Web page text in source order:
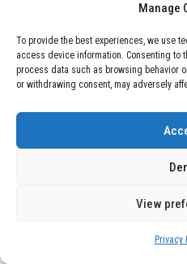
Manage
To provide the best experiences, we use
access device information. Consenting
process data such as browsing behavior
or withdrawing consent, may adversely
View
Privacy
Abelardo de la
de Colombia con un
Cristo Rey
Ataques contra la
York: Un Patrón de
El Papa León XIV y su
Una invitación
El Consejo de la OEA